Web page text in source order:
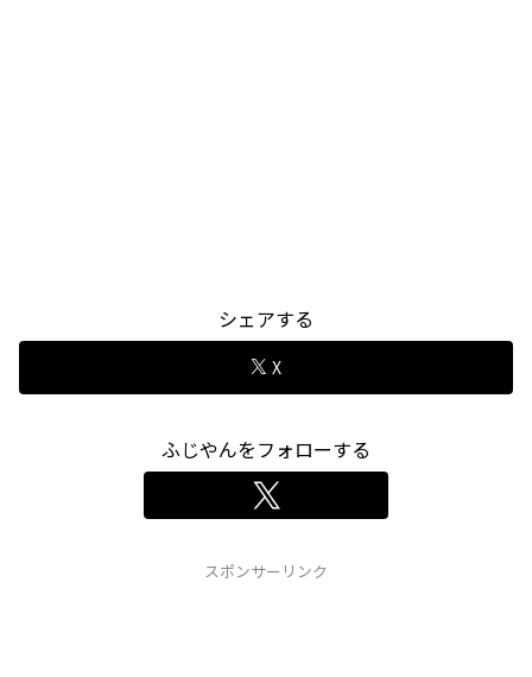
シェアする
X
ふじやんをフォローする
スポンサーリンク